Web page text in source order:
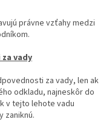
právne vzťahy medzi
vady
za vady, len ak
odkladu, najneskôr do
v tejto lehote vadu
zaniknú.